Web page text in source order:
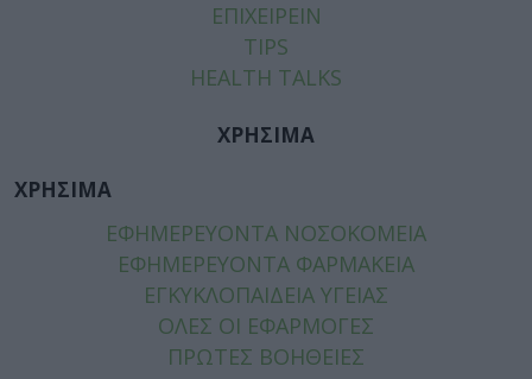
ΕΠΙΧΕΙΡΕΙΝ
TIPS
HEALTH TALKS
ΧΡΗΣΙΜΑ
ΧΡΗΣΙΜΑ
ΕΦΗΜΕΡΕΥΟΝΤΑ ΝΟΣΟΚΟΜΕΙΑ
ΕΦΗΜΕΡΕΥΟΝΤΑ ΦΑΡΜΑΚΕΙΑ
ΕΓΚΥΚΛΟΠΑΙΔΕΙΑ ΥΓΕΙΑΣ
ΟΛΕΣ ΟΙ ΕΦΑΡΜΟΓΕΣ
ΠΡΩΤΕΣ ΒΟΗΘΕΙΕΣ